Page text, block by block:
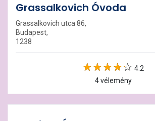
Grassalkovich Óvoda
Grassalkovich utca 86,
Budapest,
1238
4.2
4 vélemény